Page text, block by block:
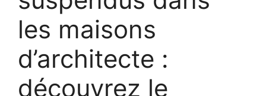
les maisons
d’architecte :
découvrez le